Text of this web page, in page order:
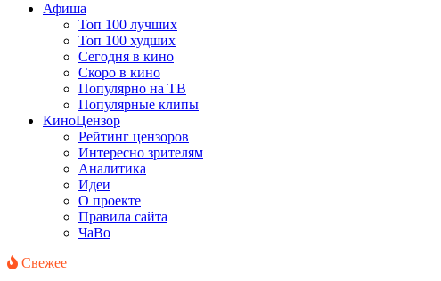
Афиша
Топ 100 лучших
Топ 100 худших
Сегодня в кино
Скоро в кино
Популярно на ТВ
Популярные клипы
КиноЦензор
Рейтинг цензоров
Интересно зрителям
Аналитика
Идеи
О проекте
Правила сайта
ЧаВо
Свежее